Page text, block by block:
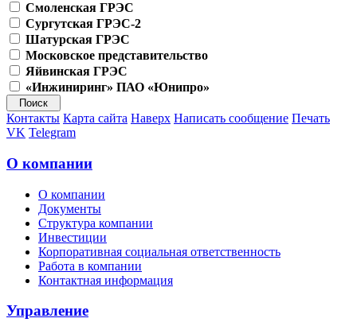
Смоленская ГРЭС
Сургутская ГРЭС-2
Шатурская ГРЭС
Московское представительство
Яйвинская ГРЭС
«Инжиниринг» ПАО «Юнипро»
Контакты Карта сайта Наверх Написать сообщение Печать
VK Telegram
О компании
О компании
Документы
Структура компании
Инвестиции
Корпоративная социальная ответственность
Работа в компании
Контактная информация
Управление